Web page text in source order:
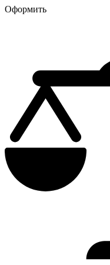
Оформить